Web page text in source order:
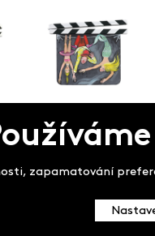
zapamatování